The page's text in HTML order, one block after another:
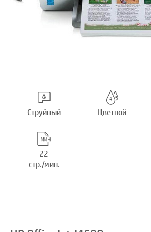
Струйный Цветной
22
стр./мин.